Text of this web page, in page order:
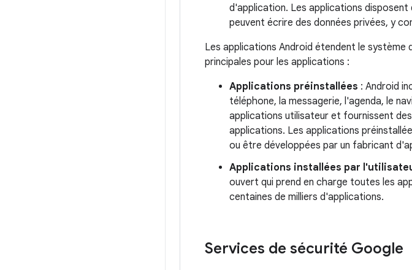
d'application. Les applications disposent
peuvent écrire des données privées, y
Les applications Android étendent le
principales pour les applications :
Applications préinstallées : Android
téléphone, la messagerie, l'agenda, le
applications utilisateur et fournissent
applications. Les applications
ou être développées par un fabricant
Applications installées par
ouvert qui prend en charge toutes les
centaines de milliers d'applications.
Services de sécurité Google